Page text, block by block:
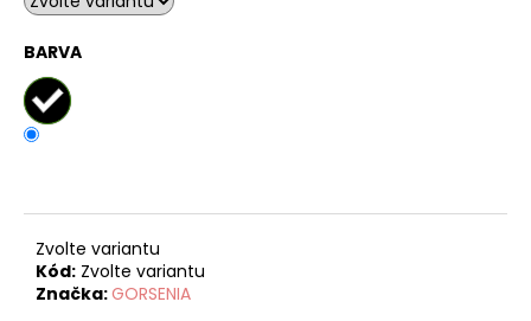
BARVA
Zvolte variantu
Kód: Zvolte variantu
Značka:GORSENIA
D
o
p
o
č
u
e